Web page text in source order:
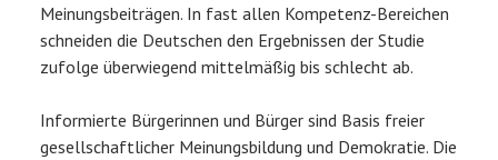
Meinungsbeiträgen. In fast allen Kompetenz-Bereichen
schneiden die Deutschen den Ergebnissen der Studie
zufolge überwiegend mittelmäßig bis schlecht ab.
Informierte Bürgerinnen und Bürger sind Basis freier
gesellschaftlicher Meinungsbildung und Demokratie. Die